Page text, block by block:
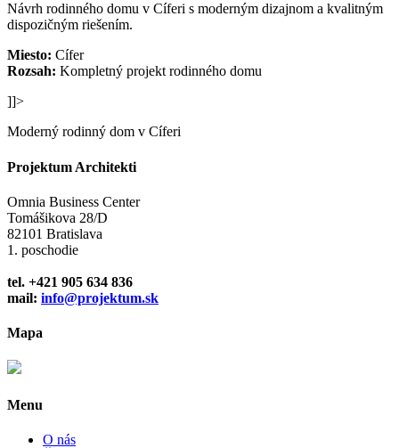
Návrh rodinného domu v Cíferi s moderným dizajnom a kvalitným
dispozičným riešením.
Miesto: Cífer
Rozsah: Kompletný projekt rodinného domu
]]>
Moderný rodinný dom v Cíferi
Projektum Architekti
Omnia Business Center
Tomášikova 28/D
82101 Bratislava
1. poschodie
tel. +421 905 634 836
mail: info@projektum.sk
Mapa
Menu
O nás